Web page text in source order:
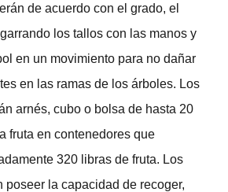
de acuerdo con el grado, el
los tallos con las manos y
en un movimiento para no dañar
en las ramas de los árboles. Los
arnés, cubo o bolsa de hasta 20
fruta en contenedores que
320 libras de fruta. Los
poseer la capacidad de recoger,